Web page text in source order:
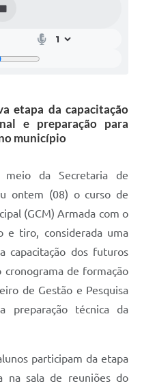
etapa da capacitação
e preparação para
município
da Secretaria de
ontem (08) o curso de
(GCM) Armada com o
e tiro, considerada uma
capacitação dos futuros
de formação
de Gestão e Pesquisa
preparação técnica da
participam da etapa
na sala de reuniões do